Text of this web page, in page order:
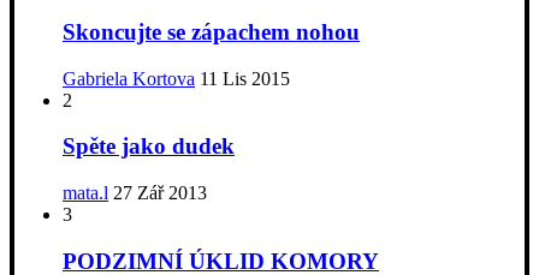
Skoncujte se zápachem nohou
Gabriela Kortova 11 Lis 2015
2
Spěte jako dudek
mata.l 27 Zář 2013
3
PODZIMNÍ ÚKLID KOMORY